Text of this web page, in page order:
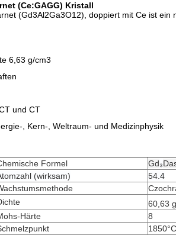
(Ce:GAGG) Kristall
(Gd3Al2Ga3O12), doppiert mit Ce ist
6,63 g/cm3
und CT
, Kern-, Weltraum- und Medizinphysik
Formel
Gd₃
(wirksam)
54.4
60,63
Härte
8
1850°C